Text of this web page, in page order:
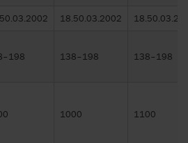
18.50.03.2002
138–198 138–198
1000 1100